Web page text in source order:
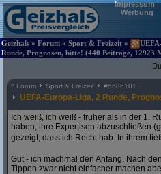
Impressum|
Werbung
Geizhals » Forum » Sport & Freizeit »
Runde, Prognosen, bitte! (440 Beiträge, 12923
^ Forum Sport & Freizeit #5686101
UEFA-Europa-Liga, 2 Runde,
Ich weiß, ich weiß - früher als in der 1.
haben, ihre Expertisen abzuschließen
gezeigt, dass ich Recht hab: In ihrem
Gut - ich machmal den Anfang. Nach
Tippen zwar nicht einfacher machen